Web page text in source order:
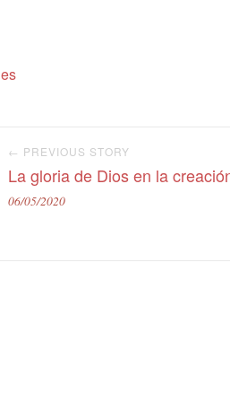
← PREVIOUS STORY
La gloria de Dios en la
06/05/2020